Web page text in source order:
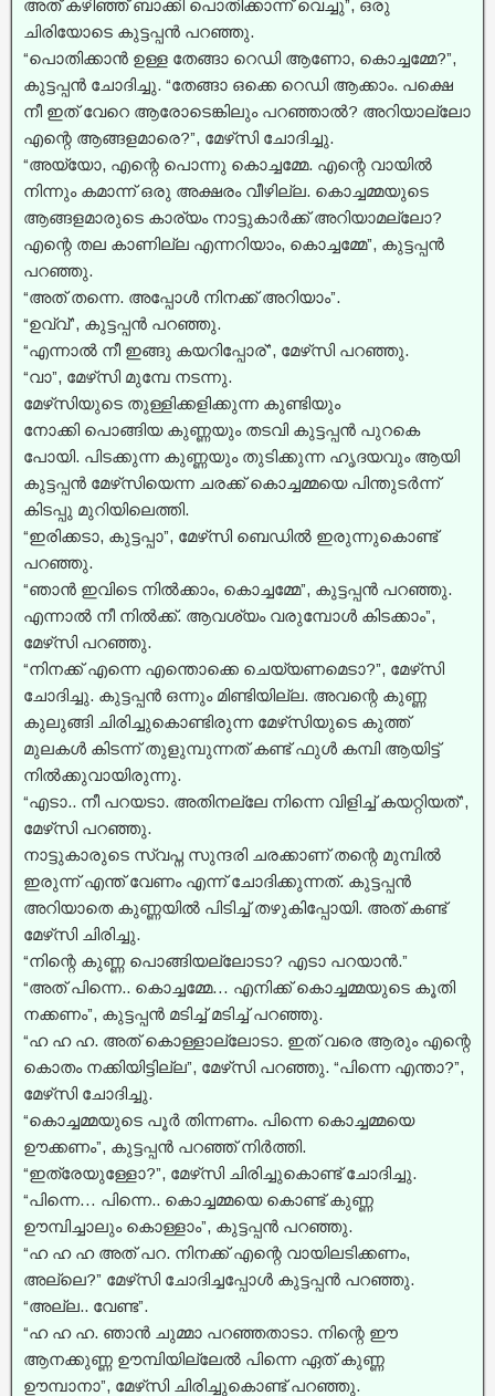
അത് കഴിഞ്ഞ് ബാക്കി പൊതിക്കാന്ന് വെച്ചു”, ഒരു
ചിരിയോടെ കുട്ടപ്പൻ പറഞ്ഞു.
“പൊതിക്കാൻ ഉള്ള തേങ്ങാ റെഡി ആണോ, കൊച്ചമ്മേ?”,
കുട്ടപ്പൻ ചോദിച്ചു. “തേങ്ങാ ഒക്കെ റെഡി ആക്കാം. പക്ഷെ
നീ ഇത് വേറെ ആരോടെങ്കിലും പറഞ്ഞാൽ? അറിയാല്ലോ
എന്റെ ആങ്ങളമാരെ?”, മേഴ്‌സി ചോദിച്ചു.
“അയ്യോ, എന്റെ പൊന്നു കൊച്ചമ്മേ. എന്റെ വായിൽ
നിന്നും കമാന്ന് ഒരു അക്ഷരം വീഴില്ല. കൊച്ചമ്മയുടെ
ആങ്ങളമാരുടെ കാര്യം നാട്ടുകാർക്ക് അറിയാമല്ലോ?
എന്റെ തല കാണില്ല എന്നറിയാം, കൊച്ചമ്മേ”, കുട്ടപ്പൻ
പറഞ്ഞു.
“അത് തന്നെ. അപ്പോൾ നിനക്ക് അറിയാം”.
“ഉവ്വ്”, കുട്ടപ്പൻ പറഞ്ഞു.
“എന്നാൽ നീ ഇങ്ങു കയറിപ്പോര്”, മേഴ്‌സി പറഞ്ഞു.
“വാ”, മേഴ്‌സി മുമ്പേ നടന്നു.
മേഴ്‌സിയുടെ തുള്ളിക്കളിക്കുന്ന കുണ്ടിയും
നോക്കി പൊങ്ങിയ കുണ്ണയും തടവി കുട്ടപ്പൻ പുറകെ
പോയി. പിടക്കുന്ന കുണ്ണയും തുടിക്കുന്ന ഹൃദയവും ആയി
കുട്ടപ്പൻ മേഴ്‌സിയെന്ന ചരക്ക് കൊച്ചമ്മയെ പിന്തുടർന്ന്
കിടപ്പു മുറിയിലെത്തി.
“ഇരിക്കടാ, കുട്ടപ്പാ”, മേഴ്‌സി ബെഡിൽ ഇരുന്നുകൊണ്ട്
പറഞ്ഞു.
“ഞാൻ ഇവിടെ നിൽക്കാം, കൊച്ചമ്മേ”, കുട്ടപ്പൻ പറഞ്ഞു.
എന്നാൽ നീ നിൽക്ക്. ആവശ്യം വരുമ്പോൾ കിടക്കാം”,
മേഴ്‌സി പറഞ്ഞു.
“നിനക്ക് എന്നെ എന്തൊക്കെ ചെയ്യണമെടാ?”, മേഴ്‌സി
ചോദിച്ചു. കുട്ടപ്പൻ ഒന്നും മിണ്ടിയില്ല. അവന്റെ കുണ്ണ
കുലുങ്ങി ചിരിച്ചുകൊണ്ടിരുന്ന മേഴ്‌സിയുടെ കുത്ത്
മുലകൾ കിടന്ന് തുളുമ്പുന്നത് കണ്ട് ഫുൾ കമ്പി ആയിട്ട്
നിൽക്കുവായിരുന്നു.
“എടാ.. നീ പറയടാ. അതിനല്ലേ നിന്നെ വിളിച്ച്‌ കയറ്റിയത്”,
മേഴ്‌സി പറഞ്ഞു.
നാട്ടുകാരുടെ സ്വപ്ന സുന്ദരി ചരക്കാണ് തന്റെ മുമ്പിൽ
ഇരുന്ന് എന്ത് വേണം എന്ന് ചോദിക്കുന്നത്. കുട്ടപ്പൻ
അറിയാതെ കുണ്ണയിൽ പിടിച്ച്‌ തഴുകിപ്പോയി. അത് കണ്ട്
മേഴ്‌സി ചിരിച്ചു.
“നിന്റെ കുണ്ണ പൊങ്ങിയല്ലോടാ? എടാ പറയാൻ.”
“അത് പിന്നെ.. കൊച്ചമ്മേ… എനിക്ക് കൊച്ചമ്മയുടെ കൂതി
നക്കണം”, കുട്ടപ്പൻ മടിച്ച്‌ മടിച്ച്‌ പറഞ്ഞു.
“ഹ ഹ ഹ. അത് കൊള്ളാല്ലോടാ. ഇത് വരെ ആരും എന്റെ
കൊതം നക്കിയിട്ടില്ല”, മേഴ്‌സി പറഞ്ഞു. “പിന്നെ എന്താ?”,
മേഴ്‌സി ചോദിച്ചു.
“കൊച്ചമ്മയുടെ പൂർ തിന്നണം. പിന്നെ കൊച്ചമ്മയെ
ഊക്കണം”, കുട്ടപ്പൻ പറഞ്ഞ് നിർത്തി.
“ഇത്രേയുള്ളോ?”, മേഴ്‌സി ചിരിച്ചുകൊണ്ട് ചോദിച്ചു.
“പിന്നെ… പിന്നെ.. കൊച്ചമ്മയെ കൊണ്ട് കുണ്ണ
ഊമ്പിച്ചാലും കൊള്ളാം”, കുട്ടപ്പൻ പറഞ്ഞു.
“ഹ ഹ ഹ അത് പറ. നിനക്ക് എന്റെ വായിലടിക്കണം,
അല്ലെ?” മേഴ്‌സി ചോദിച്ചപ്പോൾ കുട്ടപ്പൻ പറഞ്ഞു.
“അല്ല.. വേണ്ട”.
“ഹ ഹ ഹ. ഞാൻ ചുമ്മാ പറഞ്ഞതാടാ. നിന്റെ ഈ
ആനക്കുണ്ണ ഊമ്പിയില്ലേൽ പിന്നെ ഏത് കുണ്ണ
ഊമ്പാനാ”, മേഴ്‌സി ചിരിച്ചുകൊണ്ട് പറഞ്ഞു.